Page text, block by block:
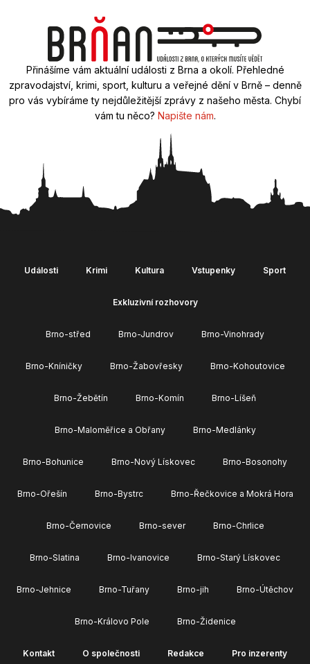
Přinášíme vám aktuální události z Brna a okolí. Přehledné
zpravodajství, krimi, sport, kulturu a veřejné dění v Brně – denně
pro vás vybíráme ty nejdůležitější zprávy z našeho města. Chybí
vám tu něco? Napište nám.
Události Krimi Kultura Vstupenky Sport
Exkluzivní rozhovory
Brno-střed Brno-Jundrov Brno-Vinohrady
Brno-Kníničky Brno-Žabovřesky Brno-Kohoutovice
Brno-Žebětín Brno-Komín Brno-Líšeň
Brno-Maloměřice a Obřany Brno-Medlánky
Brno-Bohunice Brno-Nový Lískovec Brno-Bosonohy
Brno-Ořešín Brno-Bystrc Brno-Řečkovice a Mokrá Hora
Brno-Černovice Brno-sever Brno-Chrlice
Brno-Slatina Brno-Ivanovice Brno-Starý Lískovec
Brno-Jehnice Brno-Tuřany Brno-jih Brno-Útěchov
Brno-Královo Pole Brno-Židenice
Kontakt O společnosti Redakce Pro inzerenty